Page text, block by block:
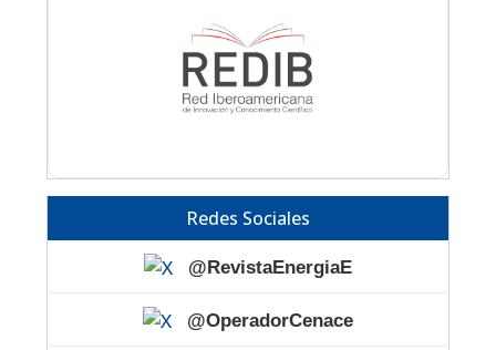
Redes Sociales
@RevistaEnergiaE
@OperadorCenace